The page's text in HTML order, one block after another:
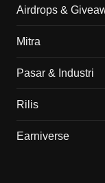
Airdrops &
Mitra
Pasar & Industri
Rilis
Earniverse